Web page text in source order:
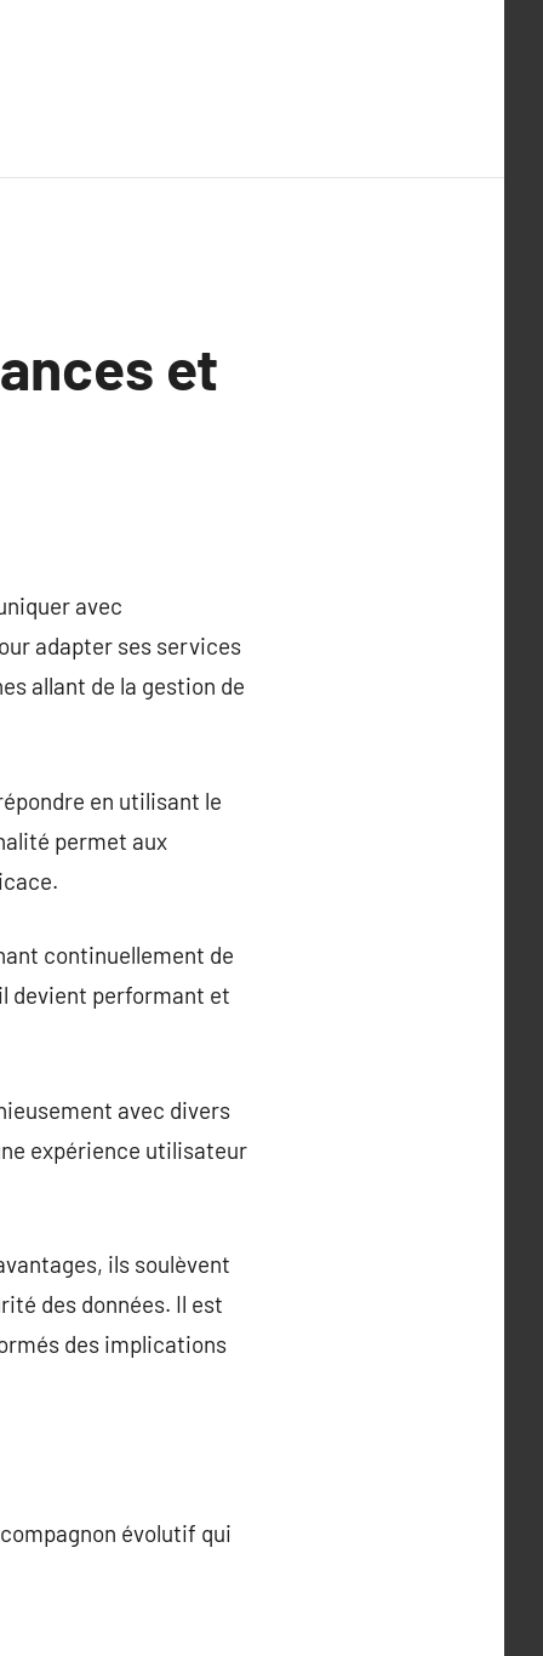
et
avec
adapter ses services
allant de la gestion de
en utilisant le
permet aux
continuellement de
devient performant et
avec divers
expérience utilisateur
ils soulèvent
des données. Il est
des implications
évolutif qui